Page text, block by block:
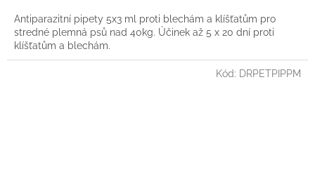
Antiparazitní pipety 5x3 ml proti blechám a klíšťatům pro
stredné plemná psů nad 40kg. Účinek až 5 x 20 dní proti
klíšťatům a blechám.
Kód: DRPETPIPPM